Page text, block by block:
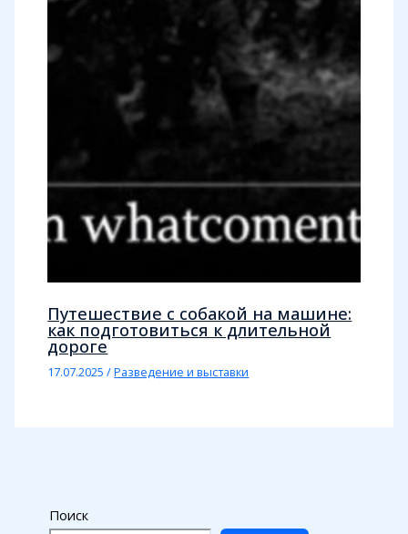
Путешествие с собакой на машине:
как подготовиться к длительной
дороге
17.07.2025/Разведение и выставки
Поиск